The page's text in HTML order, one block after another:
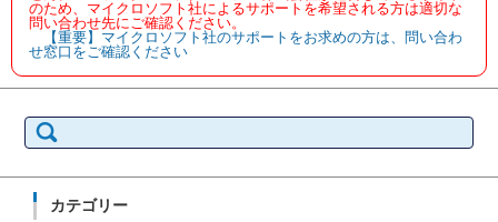
のため、マイクロソフト社によるサポートを希望される方は適切な
問い合わせ先にご確認ください。
【重要】マイクロソフト社のサポートをお求めの方は、問い合わ
せ窓口をご確認ください
索:
カテゴリー